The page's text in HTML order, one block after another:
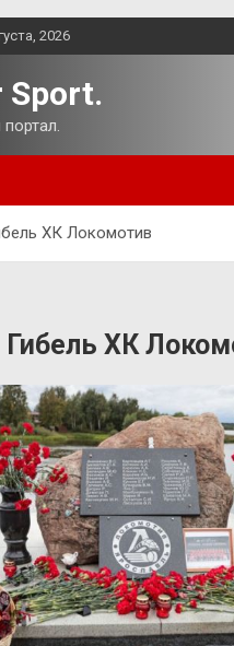
2026
Sport.
ХК Локомотив
Гибель ХК